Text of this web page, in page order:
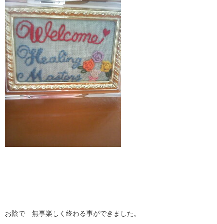
お陰で 無事楽しく終わる事ができました。